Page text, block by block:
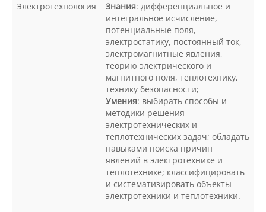
Информация в формате Рособрнадзора
Направления подготовки
Документы для поступления
Электротехнология Знания: дифференциальное и
интегральное исчисление,
потенциальные поля,
электростатику, постоянный ток,
электромагнитные явления,
теорию электрического и
магнитного поля, теплотехнику,
технику безопасности;
Умения: выбирать способы и
методики решения
электротехнических и
теплотехнических задач; обладать
навыками поиска причин
явлений в электротехнике и
теплотехнике; классифицировать
и систематизировать объекты
электротехники и теплотехники.